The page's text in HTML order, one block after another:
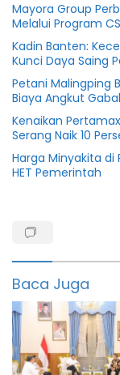
Mayora Group
Melalui Program
Kadin Banten:
Kunci Daya Saing
Petani Malingping
Biaya Angkut
Kenaikan
Serang Naik 10
Harga Minyakita di
HET Pemerintah
Pertanian
Provinsi
Baca Juga